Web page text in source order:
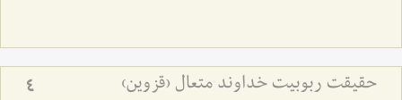
حقیقت ربوبیت خداوند متعال (قزوین) 4